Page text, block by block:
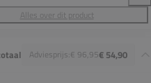
Alles over dit product
Adviesprijs:€ 96,95€ 54,90